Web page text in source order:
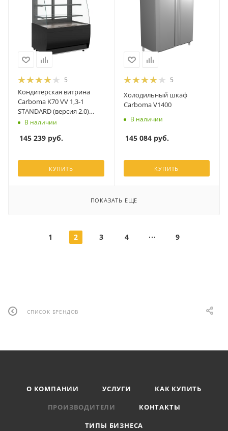
5
Кондитерская витрина
Carboma K70 VV 1,3-1
STANDARD (версия 2.0)
9005В наличии
145 239 руб.
КУПИТЬ
5
Холодильный шкаф
Carboma V1400
В наличии
145 084руб.
КУПИТЬ
ПОКАЗАТЬ ЕЩЕ
1 2 3 4 9
СПИСОК БРЕНДОВ
О КОМПАНИИ УСЛУГИ
КАК КУПИТЬ
ПРОИЗВОДИТЕЛИ
КОНТАКТЫ
ТИПЫ БИЗНЕСА